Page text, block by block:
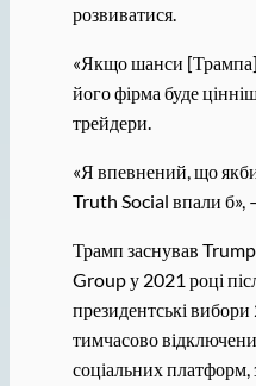
розвиватися.
«Якщо шанси [Трампа]
його фірма буде
трейдери.
«Я впевнений, що
Truth Social впали б»,
Трамп заснував
Group у 2021 році
президентські
тимчасово
соціальних